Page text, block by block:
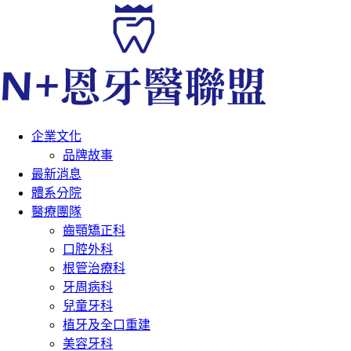
企業文化
品牌故事
最新消息
體系分院
醫療團隊
齒顎矯正科
口腔外科
根管治療科
牙周病科
兒童牙科
植牙及全口重建
美容牙科